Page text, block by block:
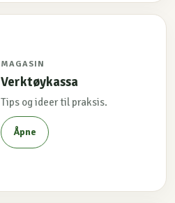
MAGASIN
Verktøykassa
Tips og ideer til praksis.
Åpne